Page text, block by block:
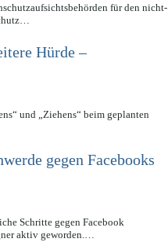
für den nicht-
Hürde –
und „Ziehens“ beim geplanten
gegen Facebooks
Schritte gegen Facebook
aktiv geworden.…